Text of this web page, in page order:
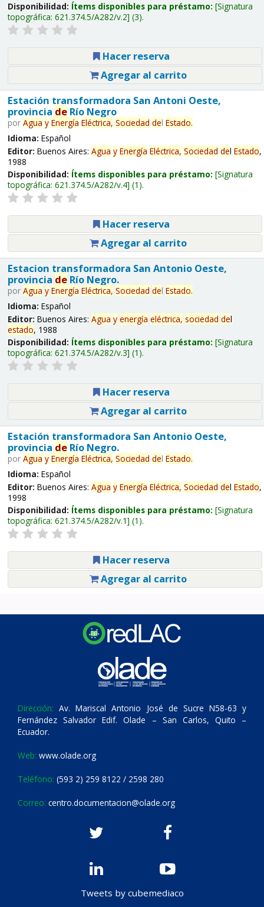
Disponibilidad: Ítems disponibles para préstamo: Signatura
topográfica: 621.374.5/A282/v.2 (3).
Hacer reserva
Agregar al carrito
Estación transformadora San Antoni Oeste,
provincia deRío Negro
por Agua y Energía Eléctrica, Sociedad del Estado.
Idioma: Español
Editor: Buenos Aires: Agua y Energía Eléctrica, Sociedad del Estado,
1988
Disponibilidad: Ítems disponibles para préstamo: Signatura
topográfica: 621.374.5/A282/v.4 (1).
Hacer reserva
Agregar al carrito
Estacion transformadora San Antonio Oeste,
provincia deRío Negro.
por Agua y Energía Eléctrica, Sociedad del Estado.
Idioma: Español
Editor: Buenos Aires: Agua y energía eléctrica, sociedad del
estado, 1988
Disponibilidad: Ítems disponibles para préstamo: Signatura
topográfica: 621.374.5/A282/v.3 (1).
Hacer reserva
Agregar al carrito
Estación transformadora San Antonio Oeste,
provincia deRío Negro.
por Agua y Energía Eléctrica, Sociedad del Estado.
Idioma: Español
Editor: Buenos Aires: Agua y Energía Eléctrica, Sociedad del Estado,
1998
Disponibilidad: Ítems disponibles para préstamo: Signatura
topográfica: 621.374.5/A282/v.1 (1).
Hacer reserva
Agregar al carrito
Dirección: Av. Mariscal Antonio José de Sucre N58-63 y
Fernández Salvador Edif. Olade – San Carlos, Quito –
Ecuador.
Web: www.olade.org
Teléfono: (593 2) 259 8122 / 2598 280
Correo: centro.documentacion@olade.org
Tweets by cubemediaco